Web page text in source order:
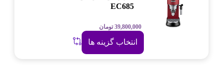
EC685
39,800,000 تومان
انتخاب گزینه ها